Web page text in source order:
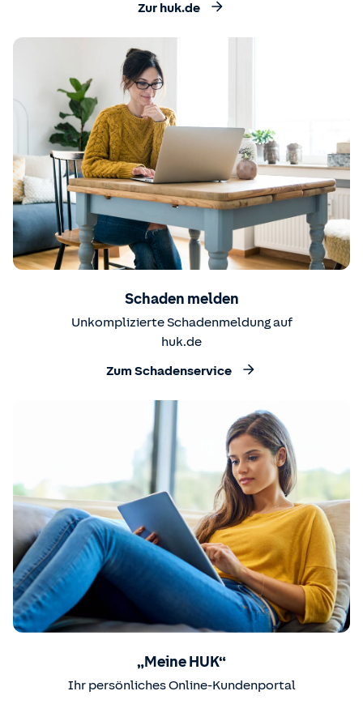
Zur huk.de
Schaden melden
Unkomplizierte Schadenmeldung auf
huk.de
Zum Schadenservice
„Meine HUK“
Ihr persönliches Online-Kundenportal